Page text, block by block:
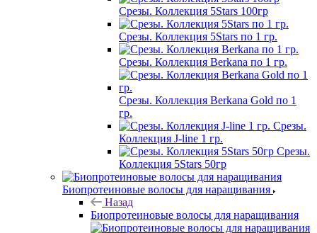
Срезы. Коллекция 5Stars 100гр
Срезы. Коллекция 5Stars по 1 гр.
Срезы. Коллекция Berkana по 1 гр.
Срезы. Коллекция Berkana Gold по 1
гр.
Срезы.
Коллекция J-line 1 гр.
Срезы.
Коллекция 5Stars 50гр
Биопротеиновые волосы для наращивания
Назад
Биопротеиновые волосы для наращивания